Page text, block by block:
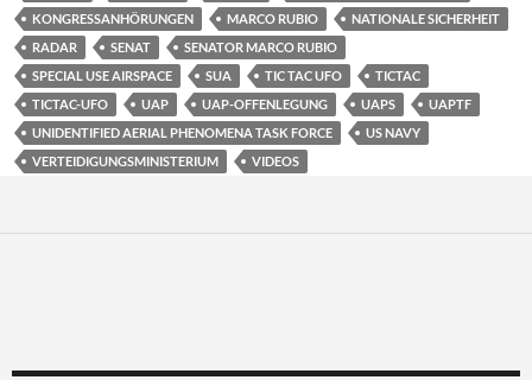
KONGRESSANHÖRUNGEN
MARCO RUBIO
NATIONALE SICHERHEIT
RADAR
SENAT
SENATOR MARCO RUBIO
SPECIAL USE AIRSPACE
SUA TIC TAC UFO
TICTAC
TICTAC-UFO
UAP UAP-OFFENLEGUNG UAPS
UAPTF
UNIDENTIFIED AERIAL PHENOMENA TASK FORCE
US NAVY
VERTEIDIGUNGSMINISTERIUM
VIDEOS